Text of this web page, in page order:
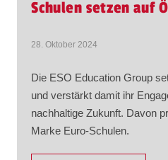
Schulen setzen auf
28. Oktober 2024
Die ESO Education Group
und verstärkt damit ihr
nachhaltige Zukunft. Davon
Marke Euro-Schulen.